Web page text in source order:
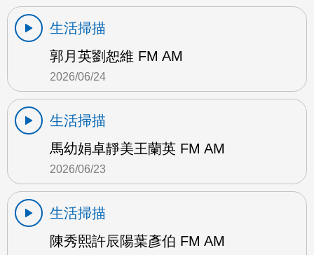
生活掃描
郭月英劉恕維 FM AM
2026/06/24
生活掃描
馬幼娟卓靜美王蘭英 FM AM
2026/06/23
生活掃描
陳秀熙許辰陽葉彥伯 FM AM